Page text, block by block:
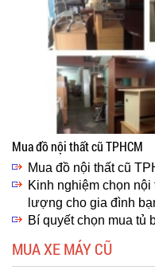
Mua đồ nội thất cũ TPHCM
Mua đồ nội thất cũ
Kinh nghiệm chọn
lượng cho gia đình
Bí quyết chọn mua tủ
MUA XE MÁY CŨ